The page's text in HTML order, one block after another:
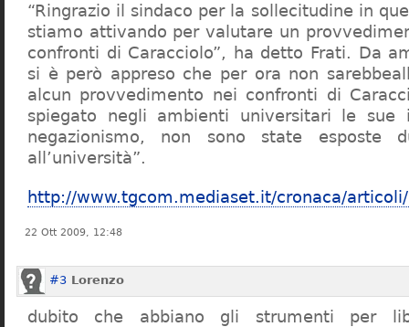
“Ringrazio il sindaco per la sollecitudine in
stiamo attivando per valutare un
confronti di Caracciolo”, ha detto Frati. Da
si è però appreso che per ora non
alcun provvedimento nei confronti di
spiegato negli ambienti universitari le sue
negazionismo, non sono state esposte
all’università”.
http://www.tgcom.mediaset.it/cronaca/
22 Ott 2009, 12:48
#3 Lorenzo
dubito che abbiano gli strumenti per